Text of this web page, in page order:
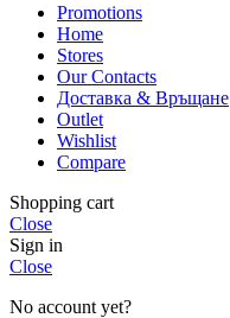
Promotions
Home
Stores
Our Contacts
Доставка & Връщане
Outlet
Wishlist
Compare
Shopping cart
Close
Sign in
Close
No account yet?